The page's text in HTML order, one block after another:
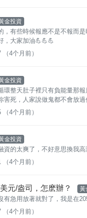
金投資
，有些時候報應不是不報而
，大家加油💪💪💪
（4个月前）
金投資
環整天肚子裡只有負能量那
害死，人家說做鬼都不會放
（4个月前）
金投資
資的太爽了，不好意思換我高
（4个月前）
元/盎司，怎麽辦？ 黃
有急用放著就對了，我是在
（4个月前）